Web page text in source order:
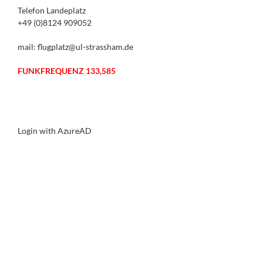
Telefon Landeplatz
+49 (0)8124 909052
mail: flugplatz@ul-strassham.de
FUNKFREQUENZ 133,585
Login with AzureAD